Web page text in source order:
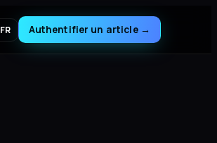
FR Authentifier un article→